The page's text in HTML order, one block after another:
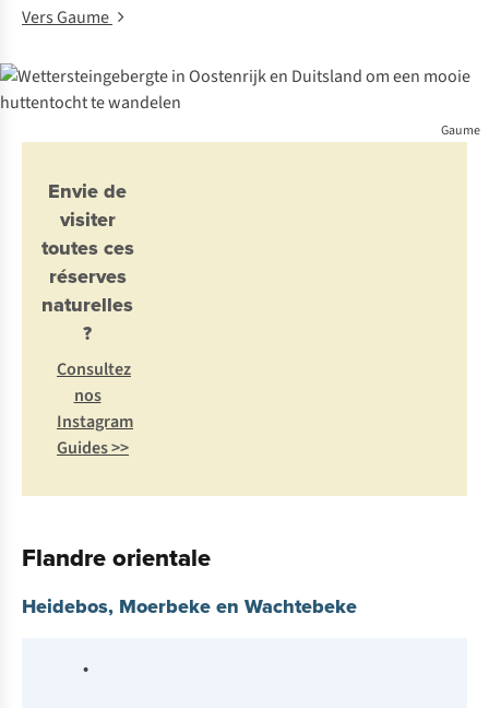
Vers Gaume
Gaume
Envie de
visiter
toutes ces
réserves
naturelles
?
Consultez
nos
Instagram
Guides >>
Flandre orientale
Heidebos, Moerbeke en Wachtebeke
•